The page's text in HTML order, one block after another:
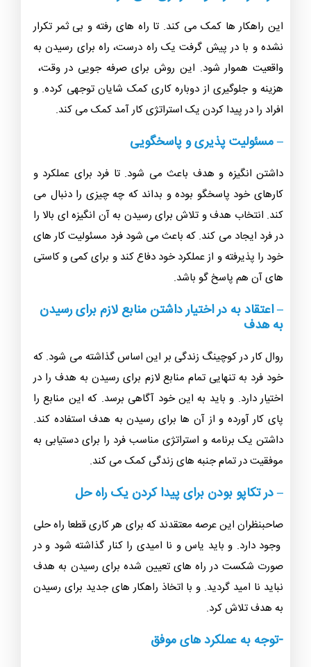
این راهکار ها کمک می کند. تا راه های رفته و بی ثمر تکرار
نشده و با در پیش گرفت یک راه درست، راه برای رسیدن به
واقعیت هموار شود. این روش برای صرفه جویی در وقت،
هزینه و جلوگیری از دوباره کاری کمک شایان توجهی کرده. و
افراد را در پیدا کردن یک استراتژی کار آمد کمک می کند.
– مسئولیت پذیری و پاسخگویی
داشتن انگیزه و هدف باعث می شود. تا فرد برای عملکرد و
کارهای خود پاسخگو بوده و بداند که چه چیزی را دنبال می
کند. انتخاب هدف و تلاش برای رسیدن به آن انگیزه ای بالا را
در فرد ایجاد می کند. که باعث می شود فرد مسئولیت کار های
خود را پذیرفته و از عملکرد خود دفاع کند و برای کمی و کاستی
های آن هم پاسخ گو باشد.
– اعتقاد به در اختیار داشتن منابع لازم برای رسیدن
به هدف
روال کار در کوچینگ زندگی بر این اساس گذاشته می شود. که
خود فرد به تنهایی تمام منابع لازم برای رسیدن به هدف را در
اختیار دارد. و باید به این خود آگاهی برسد. که این منابع را
پای کار آورده و از آن ها برای رسیدن به هدف استفاده کند.
داشتن یک برنامه و استراتژی مناسب فرد را برای دستیابی به
موفقیت در تمام جنبه های زندگی کمک می کند.
– در تکاپو بودن برای پیدا کردن یک راه حل
صاحبنظران این عرصه معتقدند که برای هر کاری قطعا راه حلی
وجود دارد. و باید یاس و نا امیدی را کنار گذاشته شود و در
صورت شکست در راه های تعیین شده برای رسیدن به هدف
نباید نا امید گردید. و با اتخاذ راهکار های جدید برای رسیدن
به هدف تلاش کرد.
-توجه به عملکرد های موفق